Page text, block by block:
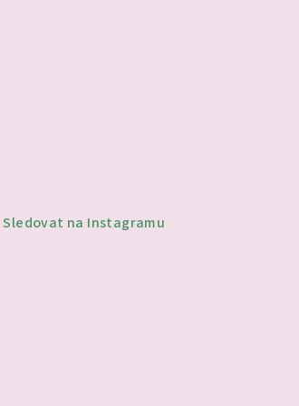
Sledovat na Instagramu